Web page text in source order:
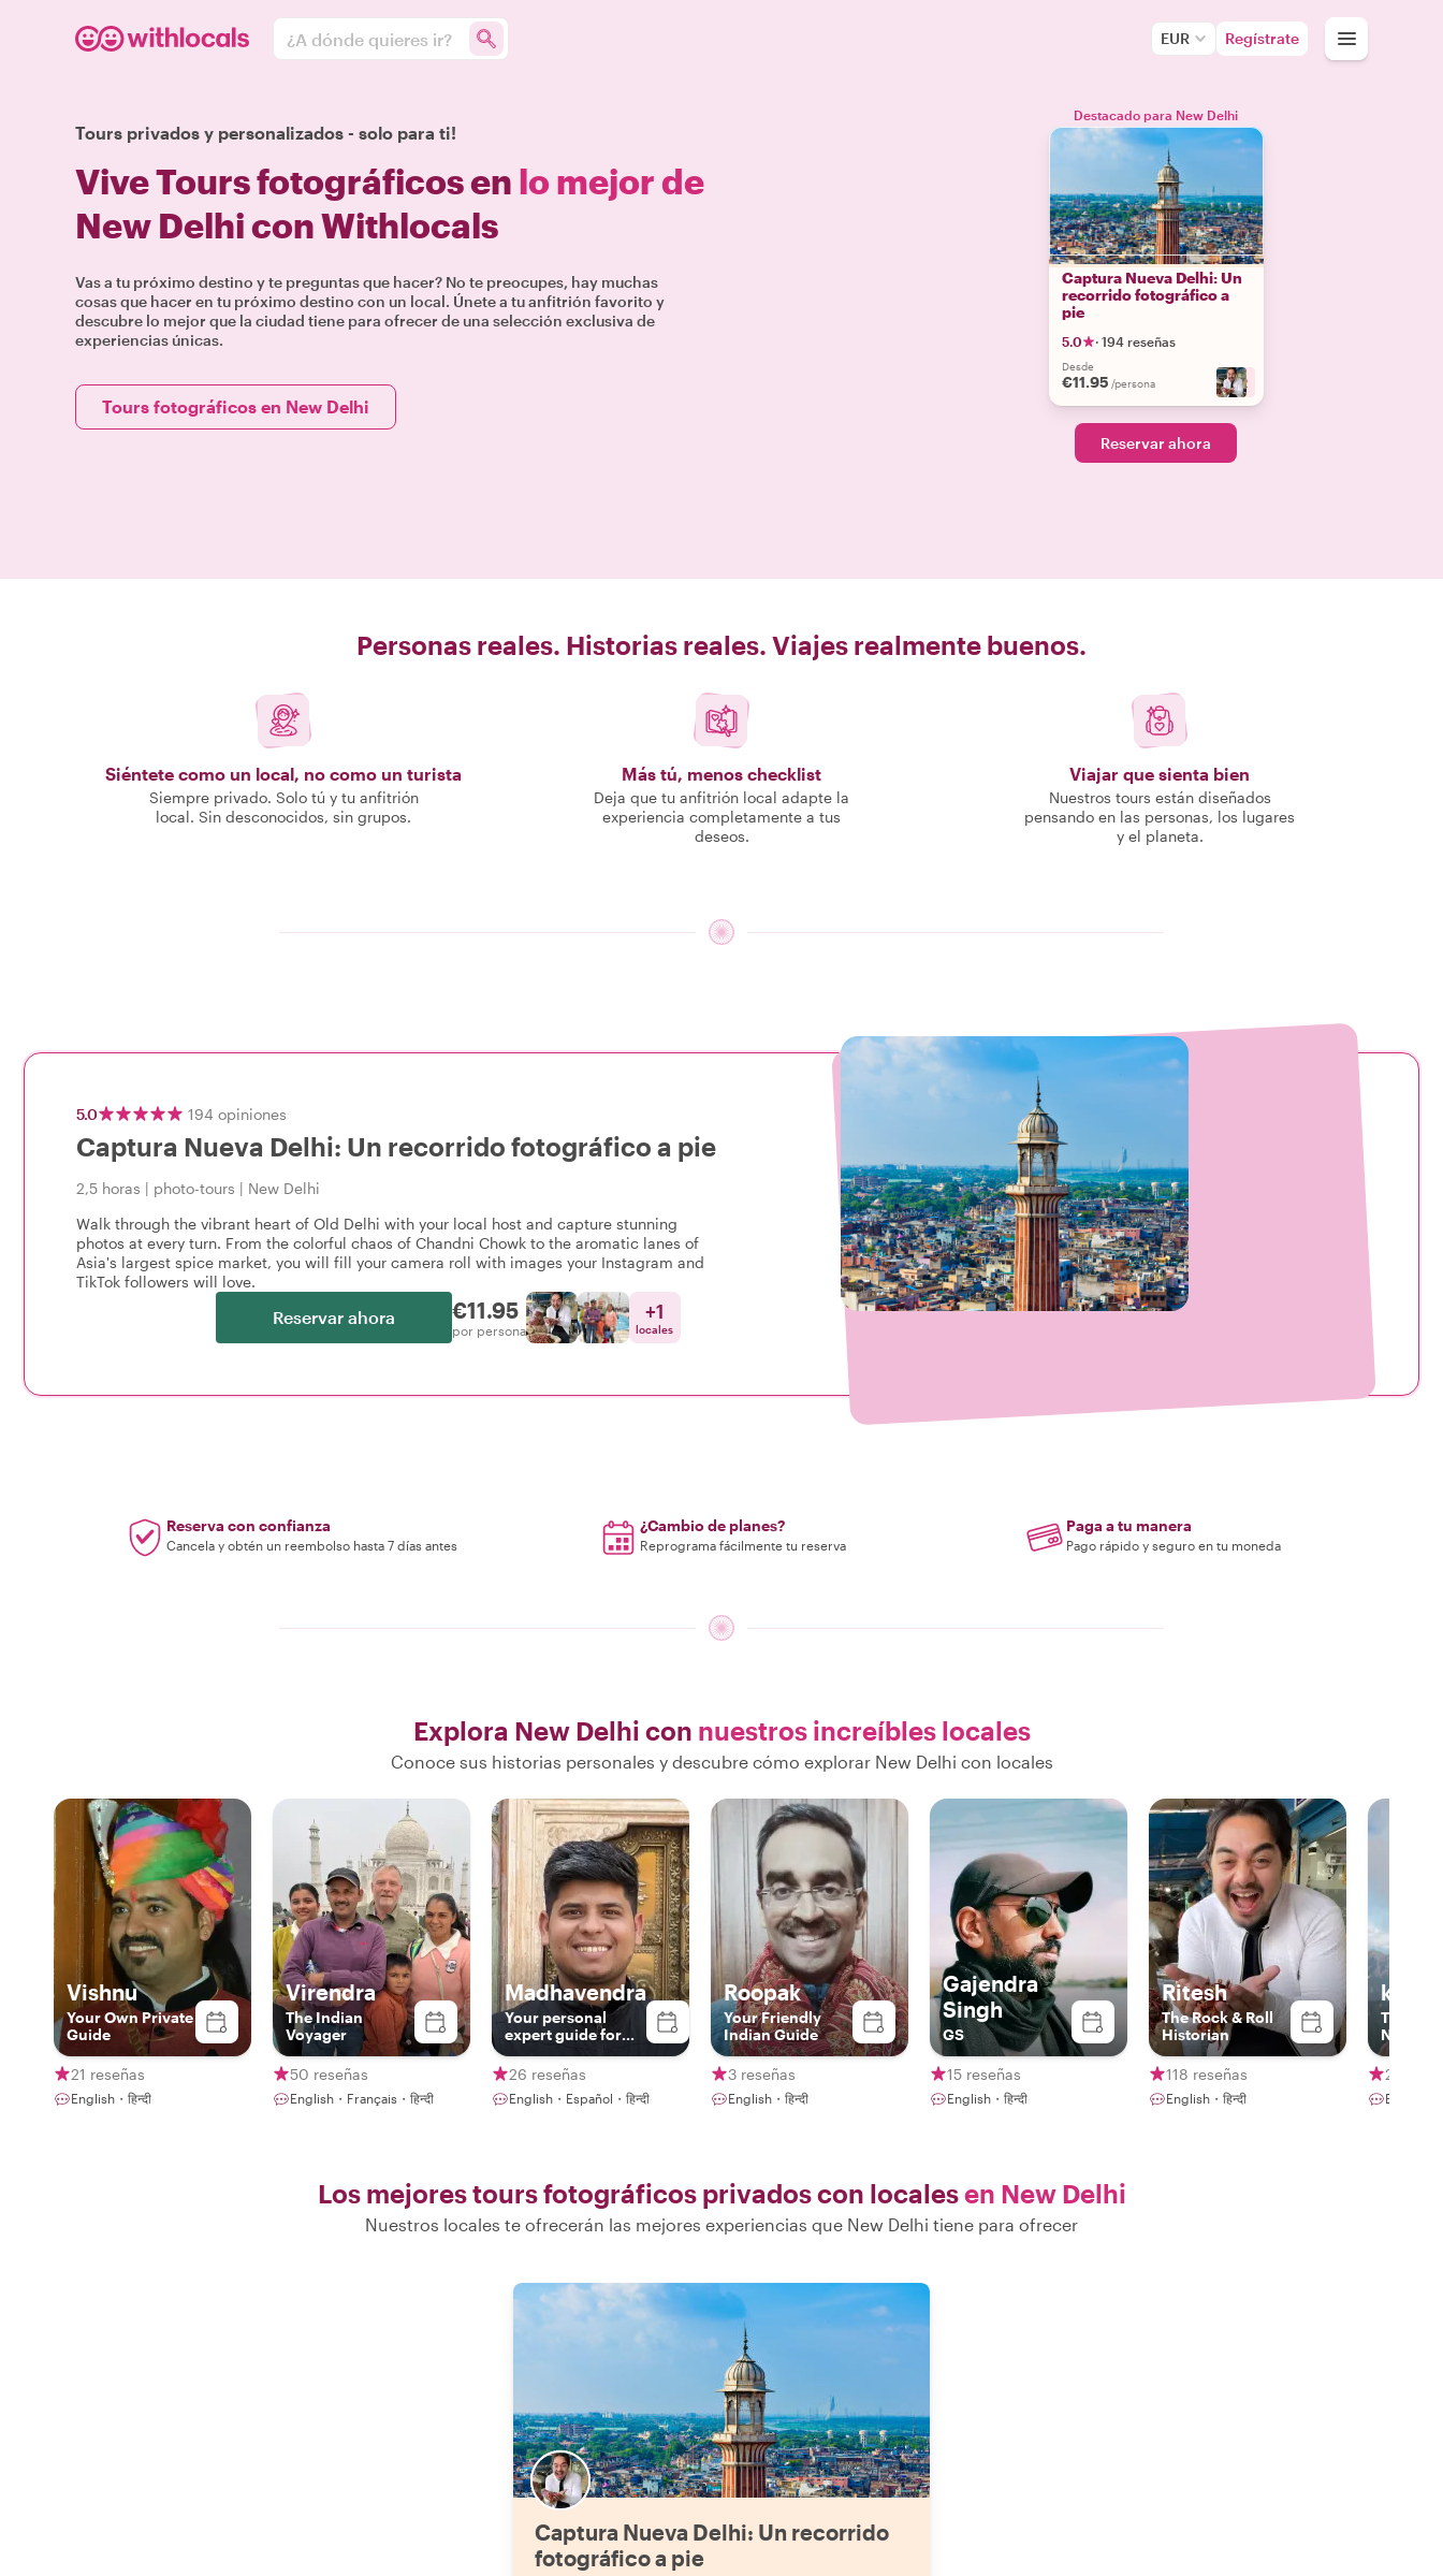
¿A dónde quieres ir? EUR Regístrate
Tours privados y personalizados - solo para ti!
Vive Tours fotográficos en lo mejor de
New Delhi con Withlocals
Vas a tu próximo destino y te preguntas que hacer? No te preocupes, hay muchas
cosas que hacer en tu próximo destino con un local. Únete a tu anfitrión favorito y
descubre lo mejor que la ciudad tiene para ofrecer de una selección exclusiva de
experiencias únicas.
Tours fotográficos en New Delhi
Destacado para New Delhi
Captura Nueva Delhi: Un
recorrido fotográfico a
pie
5.0 · 194 reseñas
Desde
€11.95 /persona +2
Reservar ahora
Personas reales. Historias reales. Viajes realmente buenos.
Siéntete como un local, no como un turista
Siempre privado. Solo tú y tu anfitrión
local. Sin desconocidos, sin grupos.
Más tú, menos checklist
Deja que tu anfitrión local adapte la
experiencia completamente a tus
deseos.
Viajar que sienta bien
Nuestros tours están diseñados
pensando en las personas, los lugares
y el planeta.
5.0 194 opiniones
Captura Nueva Delhi: Un recorrido fotográfico a pie
2,5 horas | photo-tours | New Delhi
Walk through the vibrant heart of Old Delhi with your local host and capture stunning
photos at every turn. From the colorful chaos of Chandni Chowk to the aromatic lanes of
Asia's largest spice market, you will fill your camera roll with images your Instagram and
TikTok followers will love.
Reservar ahora €11.95
por persona
+1
locales
Reserva con confianza
Cancela y obtén un reembolso hasta 7 días antes
¿Cambio de planes?
Reprograma fácilmente tu reserva
Paga a tu manera
Pago rápido y seguro en tu moneda
Explora New Delhi con nuestros increíbles locales
Conoce sus historias personales y descubre cómo explorar New Delhi con locales
Vishnu
Your Own Private
Guide
21 reseñas
English・हिन्दी
Virendra
The Indian
Voyager
50 reseñas
English・Français・हिन्दी
Madhavendra
Your personal
expert guide for
Delhi, Agra &
Jaipur!!
26 reseñas
English・Español・हिन्दी
Roopak
Your Friendly
Indian Guide
3 reseñas
English・हिन्दी
Gajendra
Singh
GS
15 reseñas
English・हिन्दी
Ritesh
The Rock & Roll
Historian
118 reseñas
English・हिन्दी
ketan
The
Nothing
20
English・
Los mejores tours fotográficos privados con localesen New Delhi
Nuestros locales te ofrecerán las mejores experiencias que New Delhi tiene para ofrecer
Captura Nueva Delhi: Un recorrido
fotográfico a pie